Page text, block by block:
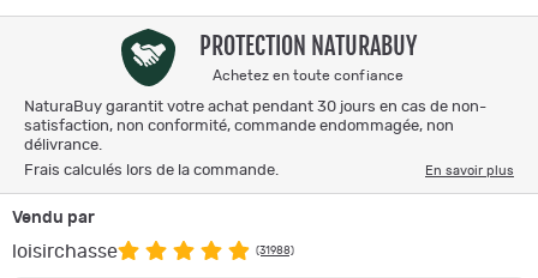
PROTECTION NATURABUY
Achetez en toute confiance
NaturaBuy garantit votre achat pendant 30 jours en cas de non-
satisfaction, non conformité, commande endommagée, non
délivrance.
Frais calculés lors de la commande.
En savoir plus
Vendu par
loisirchasse (31988)